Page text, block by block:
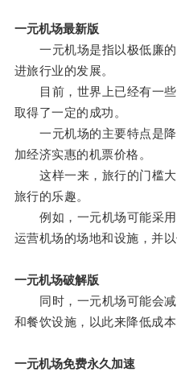
一元机场最新版
一元机场是指以极低廉的
进旅行业的发展。
目前，世界上已经有一些
取得了一定的成功。
一元机场的主要特点是降
加经济实惠的机票价格。
这样一来，旅行的门槛大
旅行的乐趣。
例如，一元机场可能采用
运营机场的场地和设施，并
一元机场破解版
同时，一元机场可能会减
和餐饮设施，以此来降低成本
一元机场免费永久加速